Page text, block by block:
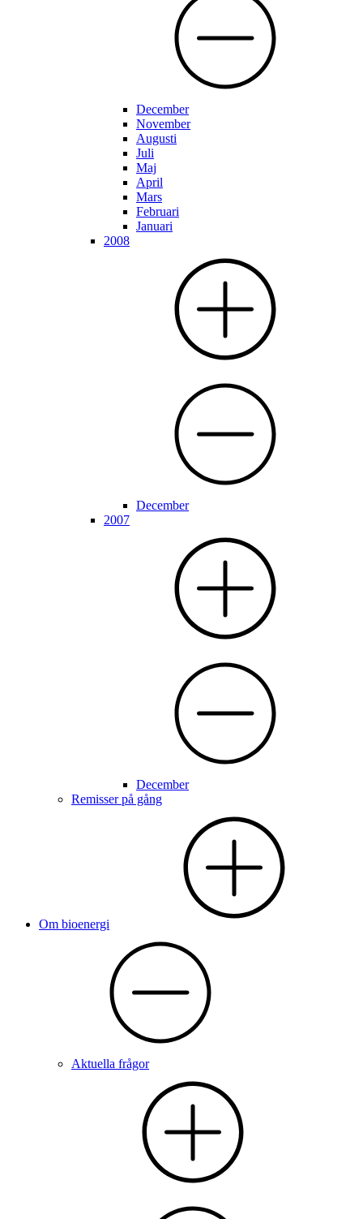
December
November
Augusti
Juli
Maj
April
Mars
Februari
Januari
2008
December
2007
December
Remisser på gång
Om bioenergi
Aktuella frågor